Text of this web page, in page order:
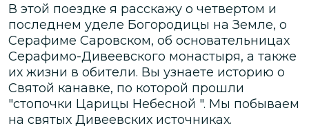
В этой поездке я расскажу о четвертом и
последнем уделе Богородицы на Земле, о
Серафиме Саровском, об основательницах
Серафимо-Дивеевского монастыря, а также
их жизни в обители. Вы узнаете историю о
Святой канавке, по которой прошли
"стопочки Царицы Небесной ". Мы побываем
на святых Дивеевских источниках.